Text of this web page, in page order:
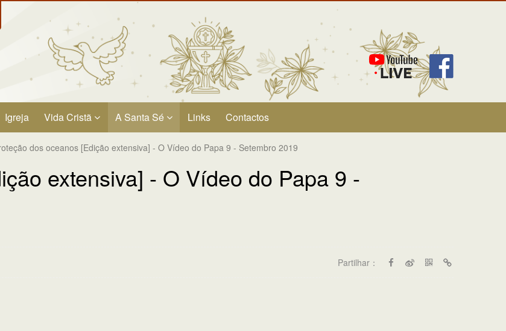
Igreja Vida Cristã A Santa Sé Links Contactos
dos oceanos [Edição extensiva] - O Vídeo do Papa 9 - Setembro 2019
extensiva] - O Vídeo do Papa 9 -
Partilhar：